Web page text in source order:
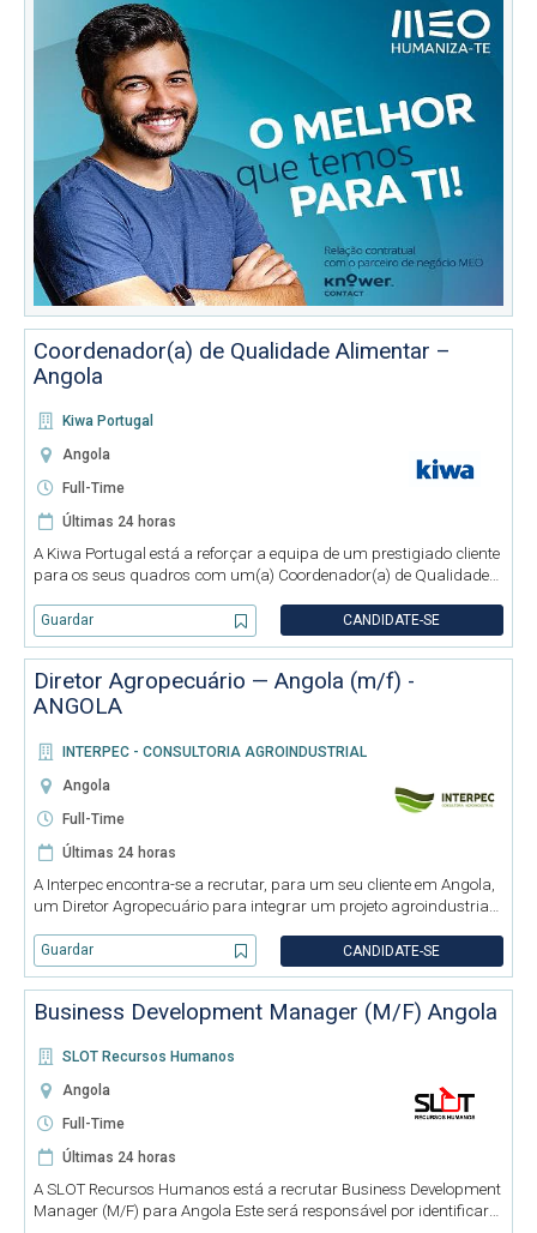
Coordenador(a) de Qualidade Alimentar –
Angola
Kiwa Portugal
Angola
Full-Time
Últimas 24 horas
A Kiwa Portugal está a reforçar a equipa de um prestigiado cliente
para os seus quadros com um(a) Coordenador(a) de Qualidade
certificações; - Auditorias; - Certificações e conformidade IS
Guardar CANDIDATE-SE
Diretor Agropecuário — Angola (m/f) -
ANGOLA
INTERPEC - CONSULTORIA AGROINDUSTRIAL
Angola
Full-Time
Últimas 24 horas
A Interpec encontra-se a recrutar, para um seu cliente em Angola,
um Diretor Agropecuário para integrar um projeto agroindustrial
profissional com experiência sólida na gestão integrada de
operaçõe
Guardar CANDIDATE-SE
Business Development Manager (M/F) Angola
SLOT Recursos Humanos
Angola
Full-Time
Últimas 24 horas
A SLOT Recursos Humanos está a recrutar Business Development
Manager (M/F) para Angola Este será responsável por identificar e